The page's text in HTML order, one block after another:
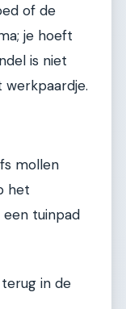
of de
je hoeft
is niet
mollen
het
een tuinpad
in de